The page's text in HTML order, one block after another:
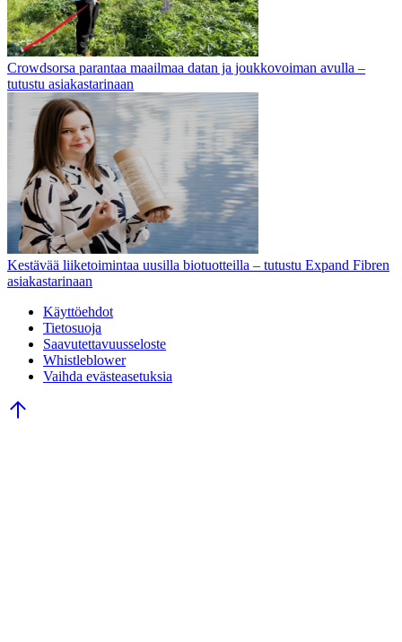
Crowdsorsa parantaa maailmaa datan ja joukkovoiman avulla –
tutustu asiakastarinaan
Kestävää liiketoimintaa uusilla biotuotteilla – tutustu Expand Fibren
asiakastarinaan
Käyttöehdot
Tietosuoja
Saavutettavuusseloste
Whistleblower
Vaihda evästeasetuksia